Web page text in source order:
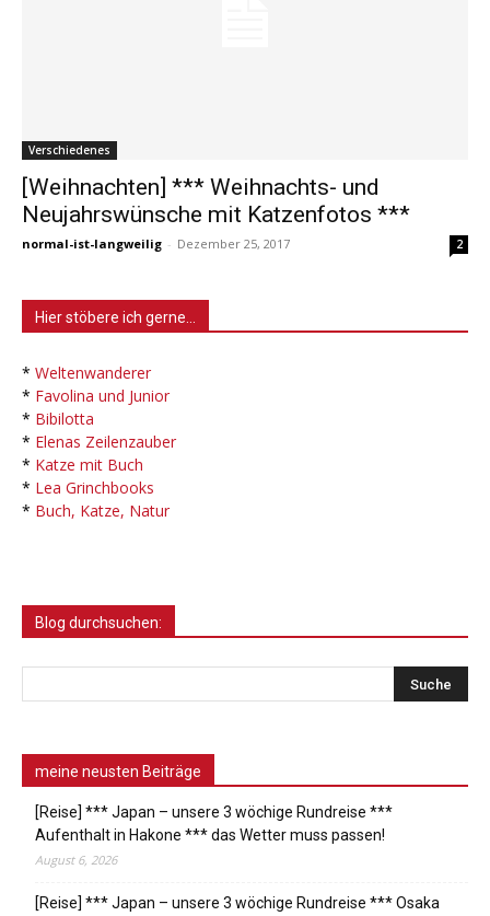
Verschiedenes
[Weihnachten] *** Weihnachts- und
Neujahrswünsche mit Katzenfotos ***
normal-ist-langweilig - Dezember 25, 2017 2
Hier stöbere ich gerne…
* Weltenwanderer
* Favolina und Junior
* Bibilotta
* Elenas Zeilenzauber
* Katze mit Buch
* Lea Grinchbooks
* Buch, Katze, Natur
Blog durchsuchen:
meine neusten Beiträge
[Reise] *** Japan – unsere 3 wöchige Rundreise ***
Aufenthalt in Hakone *** das Wetter muss passen!
August 6, 2026
[Reise] *** Japan – unsere 3 wöchige Rundreise *** Osaka